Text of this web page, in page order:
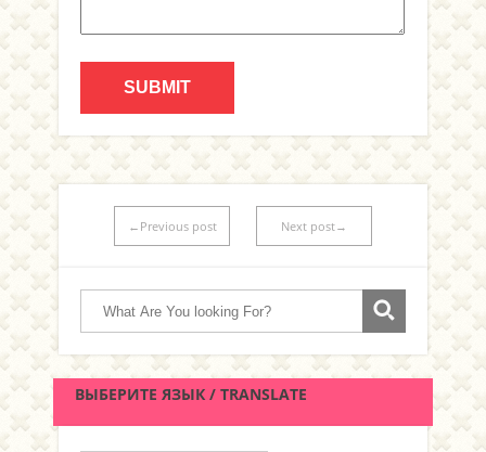
←Previous post Next post→
ВЫБЕРИТЕ ЯЗЫК / TRANSLATE